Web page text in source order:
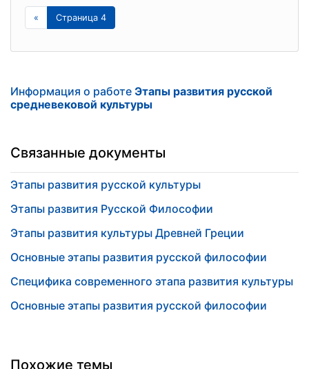
« Страница 4
Информация о работе Этапы развития русской
средневековой культуры
Связанные документы
Этапы развития русской культуры
Этапы развития Русской Философии
Этапы развития культуры Древней Греции
Основные этапы развития русской философии
Специфика современного этапа развития культуры
Основные этапы развития русской философии
Похожие темы